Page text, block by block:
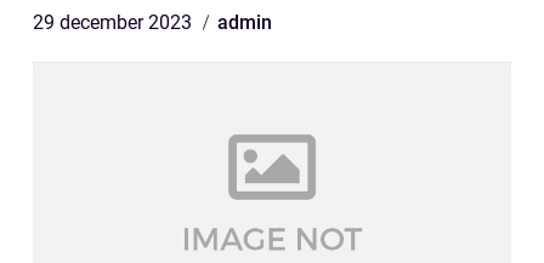
29 december 2023 admin